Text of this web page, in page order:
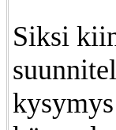
Siksi